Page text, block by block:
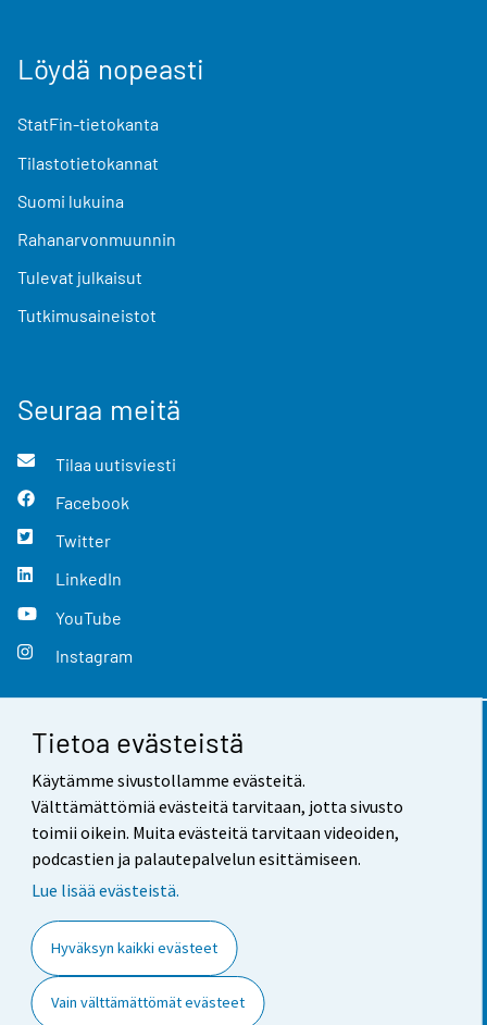
Tietoa evästeistä
Käytämme sivustollamme evästeitä.
Välttämättömiä evästeitä tarvitaan, jotta sivusto
toimii oikein. Muita evästeitä tarvitaan videoiden,
podcastien ja palautepalvelun esittämiseen.
Lue lisää evästeistä.
Hyväksyn kaikki evästeet
Vain välttämättömät evästeet
Löydä nopeasti
StatFin-tietokanta
Tilastotietokannat
Suomi lukuina
Rahanarvonmuunnin
Tulevat julkaisut
Tutkimusaineistot
Seuraa meitä
Tilaa uutisviesti
Facebook
Twitter
LinkedIn
YouTube
Instagram
Yhteystiedot
Palaute
Käyttöehdot
Saavutettavuus
Tietoa sivustosta
Evästeasetukset